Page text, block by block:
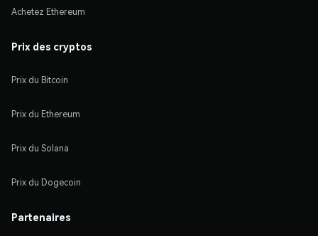
Achetez Ethereum
Prix des cryptos
Prix du Bitcoin
Prix du Ethereum
Prix du Solana
Prix du Dogecoin
Partenaires